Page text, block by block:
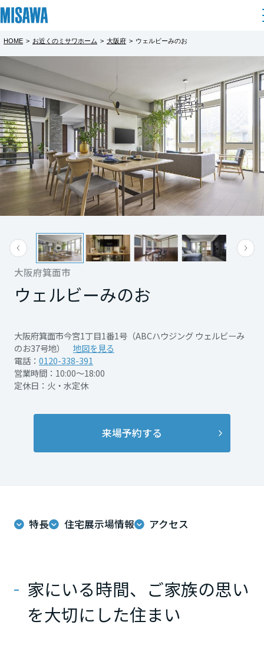
住まい
建てる [注文住宅]
商品ラインアップ
デザイン
テクノロジー（住まいの性能）
建築事例・建築実例
デザイナーズギャラリー
インテリア
住まいづくりガイド
分譲住宅（建売・土地）検索
中古住宅検索
スムストック検索
住まいの売却
多彩な動画やこだわりが詰まった建築実例、注目の最新情報など、
いづくりを楽しく学べるデジタルラウンジです。
ホームラウンジ 新築・戸建て
土地活用
個人のお客さま
賃貸住宅
賃貸併用住宅
店舗・各種施設
土地活用モデルルーム見学
土地活用実例
企業不動産活用（CRE）戦略
社宅建築
これから土地活用・賃貸経営をご検討の方
リフォーム
戸建て・マンション
ミサワリフォームとは
リフォームの流れ
リフォームメニュー
リフォーム事例
事業用リノベーション
ホテル・旅館リフォーム
ムの具体策とアイデアを豊富にご用意しています。
まちづくり
複合開発・投資開発
複合開発事業（ASMACI-アスマチ-）
再開発・官民連携事業
分譲マンション開発事業
建築再生事業
事業用売買
事業用地・事業用建物
分譲用地
すべてのフィールドに新しい価値をデザインし、持続可能な未来志
オーナーサポート
サポートメニュー
住まいるりんぐ（ロングサポート）
アフターメンテナンス
ミサワリフォーム
ミサワホームオーナーさま・リフォーム工事ご契約者さまとミサワ
企 業・IR情報
企業・IR
MISAWAについて
ミサワホームグループ
障がい者採用
ウエルネス事業
展示場・
カタログ請求
HOME > お近くのミサワホーム > 大阪府 > ウェルビーみのお
大阪府箕面市
ウェルビーみのお
大阪府箕面市今宮1丁目1番1号（ABCハウジング ウェルビーみ
のお37号地）
地図を見る
電話： 0120-338-391
営業時間：10:00～18:00
定休日：火・水定休
来場予約する
特長 住宅展示場情報 アクセス
家にいる時間、ご家族の思い
を大切にした住まい
北海道
北海道
東北
青森県
岩手県
宮城県
秋田県
山形県
群馬県